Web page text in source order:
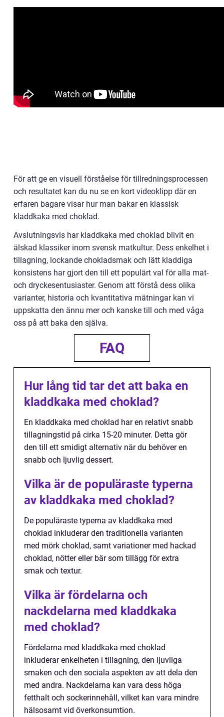
För att ge en visuell förståelse för tillredningsprocessen
och resultatet kan du nu se en kort videoklipp där en
erfaren bagare visar hur man bakar en klassisk
kladdkaka med choklad.
Avslutningsvis har kladdkaka med choklad blivit en
älskad klassiker inom svensk matkultur. Dess enkelhet i
tillagning, lockande chokladsmak och lätt kladdiga
konsistens har gjort den till ett populärt val för alla mat-
och dryckesentusiaster. Genom att förstå dess olika
varianter, historia och kvantitativa mätningar kan vi
uppskatta den ännu mer och kanske till och med våga
oss på att baka den själva.
FAQ
Hur lång tid tar det att baka en
kladdkaka med choklad?
En kladdkaka med choklad har en relativt snabb
tillagningstid på cirka 15-20 minuter. Detta gör
den till ett smidigt alternativ när du behöver en
snabb och ljuvlig dessert.
Vilka är de populäraste typerna
av kladdkaka med choklad?
De populäraste typerna av kladdkaka med
choklad inkluderar den traditionella varianten
med mörk choklad, samt variationer med hackad
choklad, nötter eller bär som tillägg för extra
smak och textur.
Vilka är fördelarna och
nackdelarna med kladdkaka
med choklad?
Fördelarna med kladdkaka med choklad
inkluderar enkelheten i tillagning, den ljuvliga
smaken och den sociala aspekten av att dela den
med andra. Nackdelarna kan vara dess höga
fetthalt och sockerinnehåll, vilket kan vara mindre
hälsosamt vid överkonsumtion.